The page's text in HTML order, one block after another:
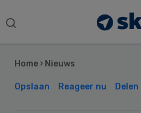
Search
Home › Nieuws
Opslaan Reageer nu Delen
Sidebar